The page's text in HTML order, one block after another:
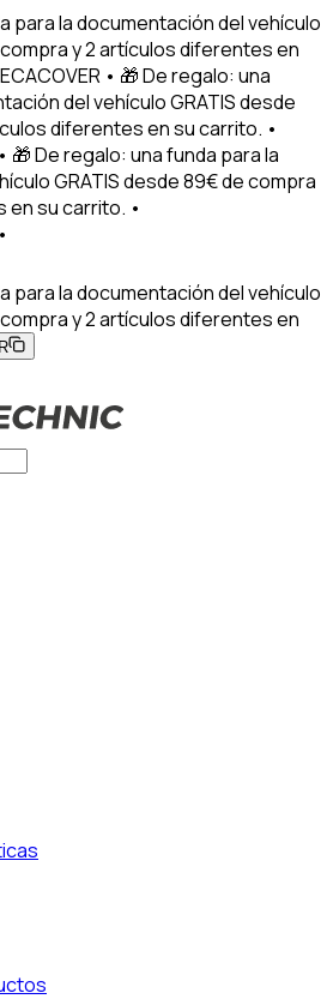
para la documentación del vehículo
y 2 artículos diferentes en
• 🎁 De regalo: una
del vehículo GRATIS desde
diferentes en su carrito. •
🎁 De regalo: una funda para la
GRATIS desde 89€ de compra
en su carrito. •
para la documentación del vehículo
y 2 artículos diferentes en